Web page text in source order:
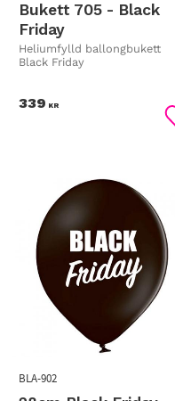
Bukett 705 - Black
Friday
Heliumfylld ballongbukett
Black Friday
339 KR
BLA-902